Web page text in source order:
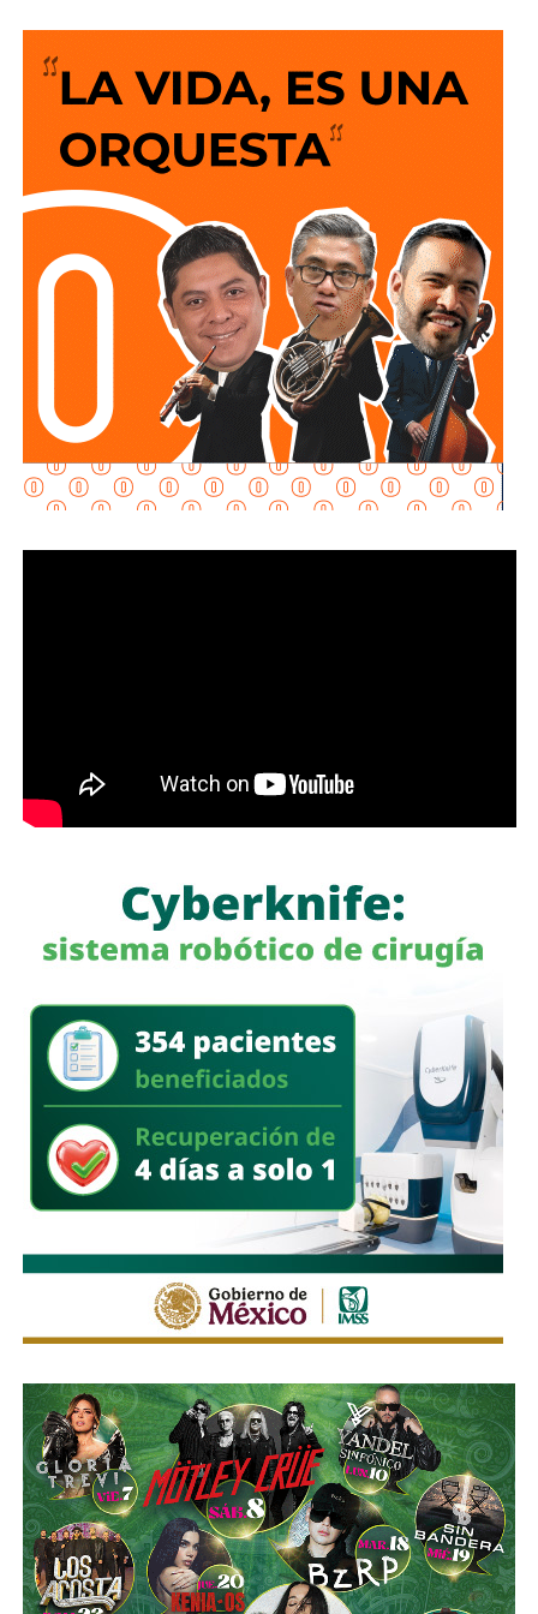
La legislación establecerá que, salvo prueba en contrario,
se presumirá dicha intención cuando el deudor, sin causa
justificada, renuncie a su empleo o solicite licencia sin
goce de sueldo, cuando este constituya su único o
principal medio para obtener ingresos.
Asimismo, se establecen sanciones para quienes, durante
un proceso judicial o existiendo una resolución firme,
enajenen intencionalmente de manera parcial o total sus
bienes con la finalidad de eludir obligaciones alimentarias.
De igual manera, se sancionará a quienes, teniendo
conocimiento de la existencia de una obligación
alimentaria o de un proceso judicial en curso, ayuden al
deudor a ocultar bienes, acepten figurar como titulares
aparentes de estos o realicen actos jurídicos simulados
con el propósito de evitar que se cumplan las
También lee:
movimientos ligados al huachicol
Para el acceso de vehículos, se realiza cambio a un
solo sentido de circulación en la avenida de las
Torres, de norponiente a suroriente,
por lo quelos
vehículos que ingresen a la zona de la FENAPO
deberán hacerlo desde Calzada de Guadalup
utilizando esta vialidad como acceso principal. Como
alternativa,se contará con un acceso secundario por
avenida Simón Díaz, proveniente de avenida de la
Constitución.
Para la salida del recinto,el flujo vehicular se distribuirá
principalmente hacia Circuito Potosí,mediante la
incorporación desde avenida de las Torres. Como salida
secundaria, los automovilistas podrán continuar por esta
misma vialidad para incorporarse a avenida Simón Díaz,
con dirección a avenida de la Constitución y el
fraccionamiento Simón Díaz.
Como parte de la estrategia de movilidad, la avenida
será habilitado como callejón peatonal, mientras que el
segundo tramo funcionará como zona exclusiva para
La SSPC de la Capital exhorta a las y los asistentes a
la FENAPO a planificar sus traslados
, respetar la
señalización y las indicaciones del personal de Policía
Vial, así como considerar el uso de transporte público para
facilitar la movilidad en los alrededores del recinto.
Estas medidas buscan mantener un flujo vehicular
ordenado y seguro durante la feria, privilegiando tanto la
movilidad de quienes acuden al recinto como la seguridad
de peatones, usuarios del transporte público y habitantes
de las zonas aledañas.
2.0